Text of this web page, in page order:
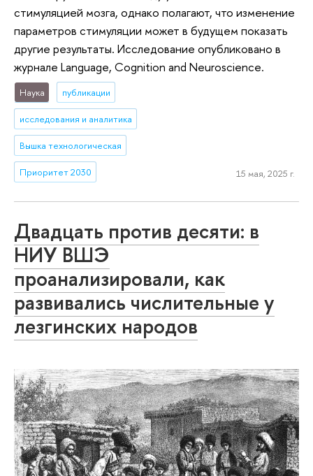
стимуляцией мозга, однако полагают, что изменение
параметров стимуляции может в будущем показать
другие результаты. Исследование опубликовано в
журнале Language, Cognition and Neuroscience.
Наука публикации
исследования и аналитика
Вышка технологическая
Приоритет 2030 15 мая, 2025 г.
Двадцать против десяти: в
НИУ ВШЭ
проанализировали, как
развивались числительные у
лезгинских народов